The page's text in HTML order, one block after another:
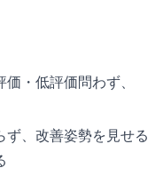
価・低評価問わず、
ず、改善姿勢を見せる